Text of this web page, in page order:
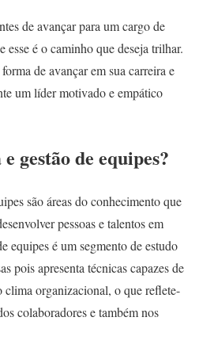
de avançar para um cargo de
esse é o caminho que deseja trilhar.
de avançar em sua carreira e
um líder motivado e empático
gestão de equipes?
são áreas do conhecimento que
pessoas e talentos em
equipes é um segmento de estudo
pois apresenta técnicas capazes de
clima organizacional, o que reflete-
colaboradores e também nos